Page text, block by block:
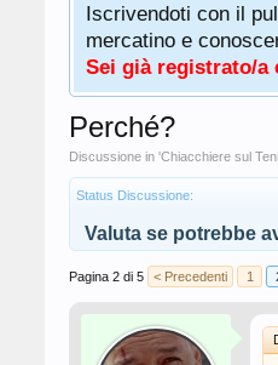
Iscrivendoti con il
mercatino e
Sei già registrato/a
Perché?
Discussione in 'Chiacchiere sul
Status Discussione:
Valuta se potrebbe
Pagina 2 di 5 < Precedenti 1